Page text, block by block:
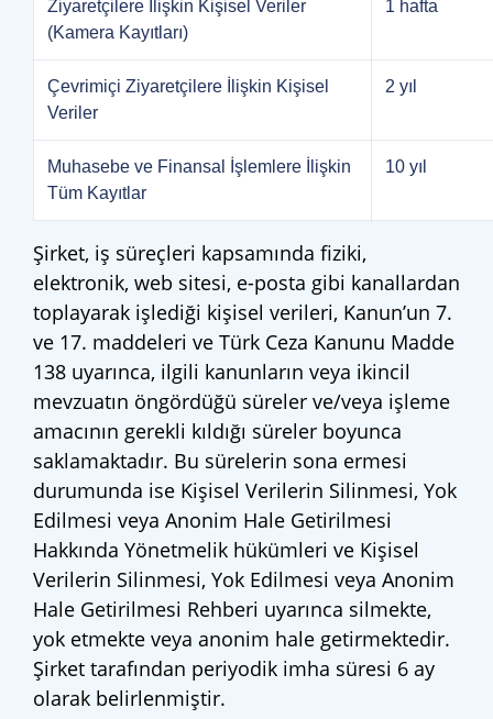
Ziyaretçilere İlişkin Kişisel Veriler
(Kamera Kayıtları)
1 hafta
Çevrimiçi Ziyaretçilere İlişkin Kişisel
Veriler
2 yıl
Muhasebe ve Finansal İşlemlere İlişkin
Tüm Kayıtlar
10 yıl
Şirket, iş süreçleri kapsamında fiziki,
elektronik, web sitesi, e-posta gibi kanallardan
toplayarak işlediği kişisel verileri, Kanun’un 7.
ve 17. maddeleri ve Türk Ceza Kanunu Madde
138 uyarınca, ilgili kanunların veya ikincil
mevzuatın öngördüğü süreler ve/veya işleme
amacının gerekli kıldığı süreler boyunca
saklamaktadır. Bu sürelerin sona ermesi
durumunda ise Kişisel Verilerin Silinmesi, Yok
Edilmesi veya Anonim Hale Getirilmesi
Hakkında Yönetmelik hükümleri ve Kişisel
Verilerin Silinmesi, Yok Edilmesi veya Anonim
Hale Getirilmesi Rehberi uyarınca silmekte,
yok etmekte veya anonim hale getirmektedir.
Şirket tarafından periyodik imha süresi 6 ay
olarak belirlenmiştir.